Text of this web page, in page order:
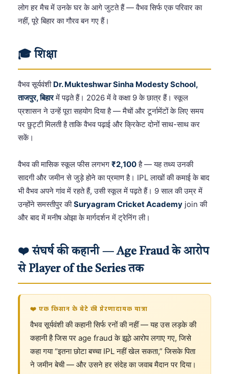
लोग हर मैच में उनके घर के आगे जुटते हैं — वैभव सिर्फ एक परिवार का
नहीं, पूरे बिहार का गौरव बन गए हैं।
🎓 शिक्षा
वैभव सूर्यवंशी Dr. Mukteshwar Sinha Modesty School,
ताजपुर, बिहारमें पढ़ते हैं। 2026 में वे कक्षा 9 के छात्र हैं। स्कूल
प्रशासन ने उन्हें पूरा सहयोग दिया है — मैचों और टूर्नामेंटों के लिए समय
पर छुट्टी मिलती है ताकि वैभव पढ़ाई और क्रिकेट दोनों साथ-साथ कर
सकें।
वैभव की मासिक स्कूल फीस लगभग ₹2,100है — यह तथ्य उनकी
सादगी और जमीन से जुड़े होने का प्रमाण है। IPL लाखों की कमाई के बाद
भी वैभव अपने गांव में रहते हैं, उसी स्कूल में पढ़ते हैं। 9 साल की उम्र में
उन्होंने समस्तीपुर कीSuryagram Cricket Academy join की
और बाद में मनीष ओझा के मार्गदर्शन में ट्रेनिंग ली।
❤️ संघर्ष की कहानी — Age Fraud के आरोप
से Player of the Series तक
❤️ एक किसान के बेटे की प्रेरणादायक यात्रा
वैभव सूर्यवंशी की कहानी सिर्फ रनों की नहीं — यह उस लड़के की
कहानी है जिस पर age fraud के झूठे आरोप लगाए गए, जिसे
कहा गया “इतना छोटा बच्चा IPL नहीं खेल सकता,” जिसके पिता
ने जमीन बेची — और उसने हर संदेह का जवाब मैदान पर दिया।